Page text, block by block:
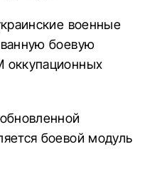
военные
боевую
боевой модуль